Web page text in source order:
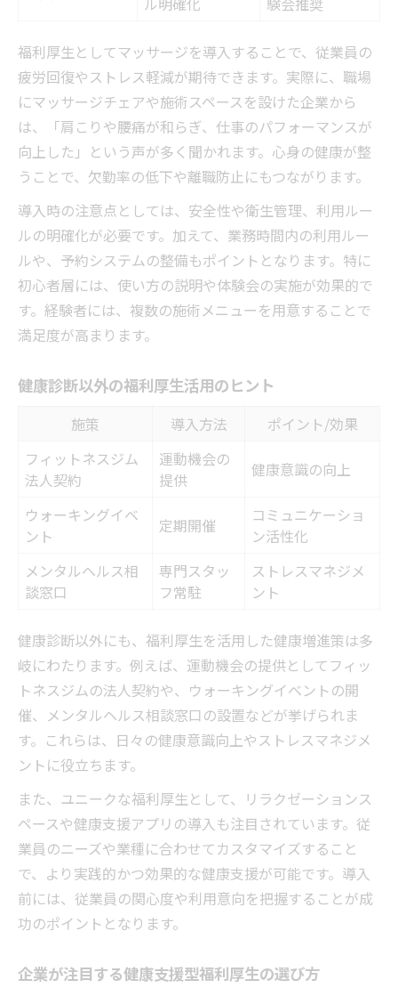
福利厚生としてマッサージを導入することで、従業員の
疲労回復やストレス軽減が期待できます。実際に、職場
にマッサージチェアや施術スペースを設けた企業から
は、「肩こりや腰痛が和らぎ、仕事のパフォーマンスが
向上した」という声が多く聞かれます。心身の健康が整
うことで、欠勤率の低下や離職防止にもつながります。
導入時の注意点としては、安全性や衛生管理、利用ルー
ルの明確化が必要です。加えて、業務時間内の利用ルー
ルや、予約システムの整備もポイントとなります。特に
初心者層には、使い方の説明や体験会の実施が効果的で
す。経験者には、複数の施術メニューを用意することで
満足度が高まります。
健康診断以外の福利厚生活用のヒント
施策 導入方法
ポイント/効果
フィットネスジム
法人契約
運動機会の
提供
健康意識の向上
ウォーキングイベ
ント
定期開催
コミュニケーショ
ン活性化
メンタルヘルス相
談窓口
専門スタッ
フ常駐
ストレスマネジメ
ント
健康診断以外にも、福利厚生を活用した健康増進策は多
岐にわたります。例えば、運動機会の提供としてフィッ
トネスジムの法人契約や、ウォーキングイベントの開
催、メンタルヘルス相談窓口の設置などが挙げられま
す。これらは、日々の健康意識向上やストレスマネジメ
ントに役立ちます。
また、ユニークな福利厚生として、リラクゼーションス
ペースや健康支援アプリの導入も注目されています。従
業員のニーズや業種に合わせてカスタマイズすること
で、より実践的かつ効果的な健康支援が可能です。導入
前には、従業員の関心度や利用意向を把握することが成
功のポイントとなります。
企業が注目する健康支援型福利厚生の選び方